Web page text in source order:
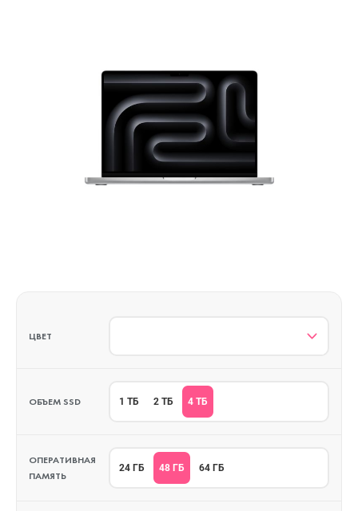
ЦВЕТ
ОБЪЕМ SSD 1 ТБ 2 ТБ 4 ТБ
ОПЕРАТИВНАЯ
ПАМЯТЬ
24 ГБ 48 ГБ 64 ГБ